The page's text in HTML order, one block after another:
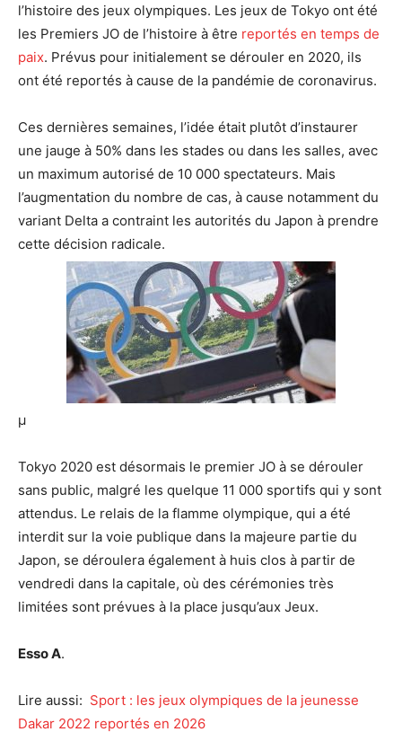
l’histoire des jeux olympiques. Les jeux de Tokyo ont été
les Premiers JO de l’histoire à être reportés en temps de
paix. Prévus pour initialement se dérouler en 2020, ils
ont été reportés à cause de la pandémie de coronavirus.
Ces dernières semaines, l’idée était plutôt d’instaurer
une jauge à 50% dans les stades ou dans les salles, avec
un maximum autorisé de 10 000 spectateurs. Mais
l’augmentation du nombre de cas, à cause notamment du
variant Delta a contraint les autorités du Japon à prendre
cette décision radicale.
µ
Tokyo 2020 est désormais le premier JO à se dérouler
sans public, malgré les quelque 11 000 sportifs qui y sont
attendus. Le relais de la flamme olympique, qui a été
interdit sur la voie publique dans la majeure partie du
Japon, se déroulera également à huis clos à partir de
vendredi dans la capitale, où des cérémonies très
limitées sont prévues à la place jusqu’aux Jeux.
Esso A.
Lire aussi: Sport : les jeux olympiques de la jeunesse
Dakar 2022 reportés en 2026